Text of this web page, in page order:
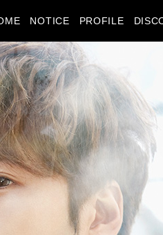
NOTICE PROFILE